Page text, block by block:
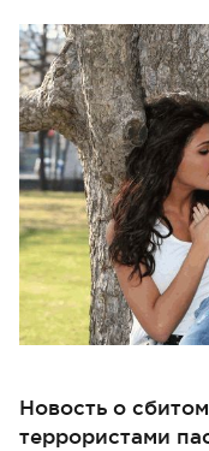
Новость о
террористами